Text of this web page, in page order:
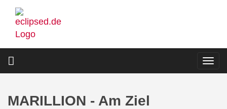
Direkt
zum
Inhalt
MARILLION - Am Ziel